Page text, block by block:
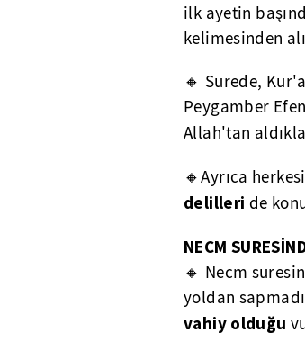
ilk ayetin
kelimesinden
🔸 Surede,
Peygamber
Allah'tan
🔸Ayrıca
delilleri de
NECM
🔸 Necm
yoldan
vahiy olduğu